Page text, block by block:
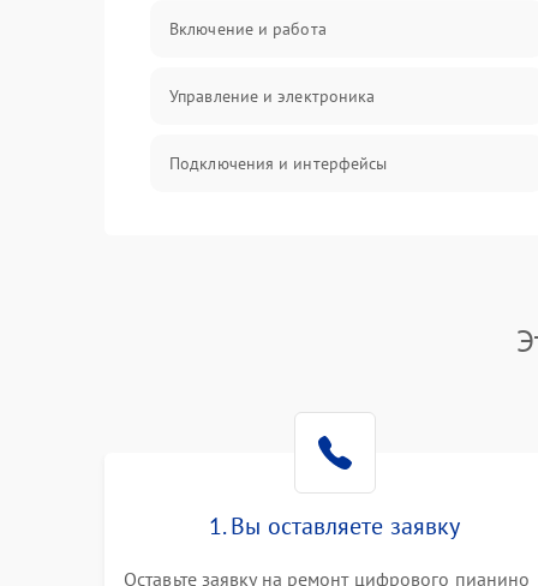
Включение и работа
Управление и электроника
Подключения и интерфейсы
1. Вы оставляете заявку
Оставьте заявку на ремонт цифрового пианино